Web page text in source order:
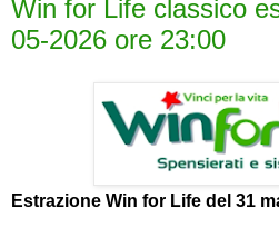
Win for Life classico
05-2026 ore 23:00
Estrazione Win for Life del 31